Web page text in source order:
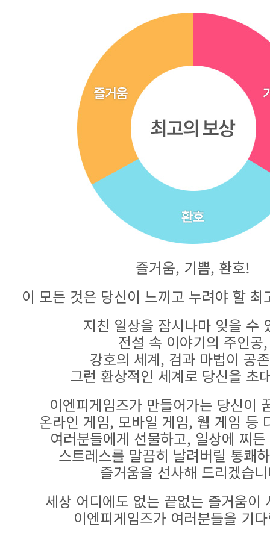
즐거움, 기쁨, 환호!
이 모든 것은 당신이 느끼고 누려야 할 최
지친 일상을 잠시나마 잊을 수
전설 속 이야기의 주인공,
강호의 세계, 검과 마법이 공
그런 환상적인 세계로 당신을 초
이엔피게임즈가 만들어가는 당신이
온라인 게임, 모바일 게임, 웹 게임 등
여러분들에게 선물하고, 일상에 찌
스트레스를 말끔히 날려버릴 통쾌
즐거움을 선사해 드리겠습
세상 어디에도 없는 끝없는 즐거움이
이엔피게임즈가 여러분들을 기